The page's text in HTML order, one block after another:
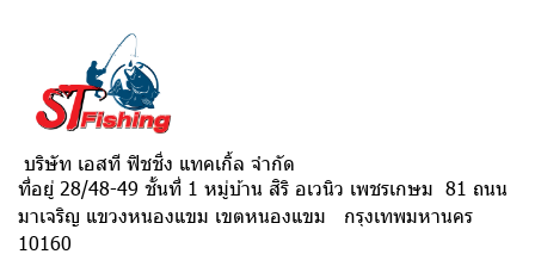
บริษัท เอสที ฟิชชิ่ง แทคเกิ้ล จำกัด
ที่อยู่ 28/48-49 ชั้นที่ 1 หมู่บ้าน สิริ อเวนิว เพชรเกษม 81 ถนน
มาเจริญ แขวงหนองแขม เขตหนองแขม กรุงเทพมหานคร
10160